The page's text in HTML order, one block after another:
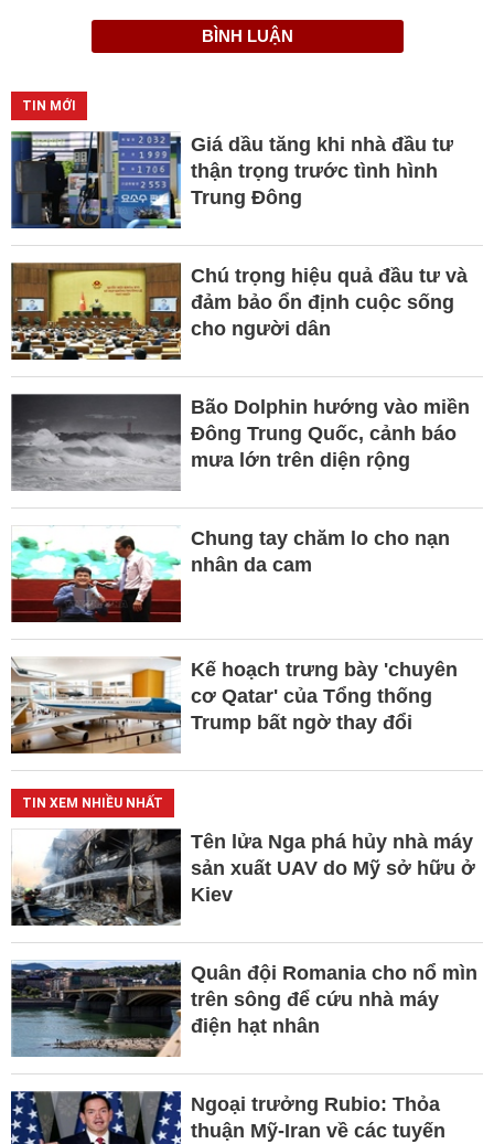
BÌNH LUẬN
TIN MỚI
Giá dầu tăng khi nhà đầu tư
thận trọng trước tình hình
Trung Đông
Chú trọng hiệu quả đầu tư và
đảm bảo ổn định cuộc sống
cho người dân
Bão Dolphin hướng vào miền
Đông Trung Quốc, cảnh báo
mưa lớn trên diện rộng
Chung tay chăm lo cho nạn
nhân da cam
Kế hoạch trưng bày 'chuyên
cơ Qatar' của Tổng thống
Trump bất ngờ thay đổi
TIN XEM NHIỀU NHẤT
Tên lửa Nga phá hủy nhà máy
sản xuất UAV do Mỹ sở hữu ở
Kiev
Quân đội Romania cho nổ mìn
trên sông để cứu nhà máy
điện hạt nhân
Ngoại trưởng Rubio: Thỏa
thuận Mỹ-Iran về các tuyến